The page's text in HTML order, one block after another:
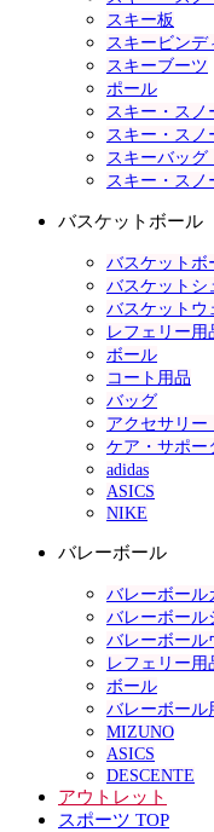
スキー板
スキービンデ
スキーブーツ
ポール
スキー・スノ
スキー・スノ
スキーバッグ
スキー・スノ
バスケットボール
バスケットボ
バスケットシ
バスケットウ
レフェリー用
ボール
コート用品
バッグ
アクセサリー
ケア・サポー
adidas
ASICS
NIKE
バレーボール
バレーボール
バレーボール
バレーボール
レフェリー用
ボール
バレーボール
MIZUNO
ASICS
DESCENTE
アウトレット
スポーツ TOP